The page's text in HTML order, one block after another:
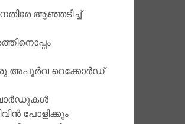
ആഞ്ഞടിച്ച്
അപൂര്‍വ റെക്കോർഡ്
പോളിക്കും